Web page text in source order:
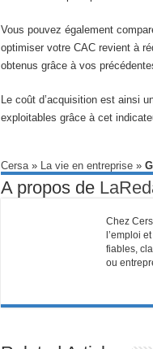
Vous pouvez également
optimiser votre CAC revient à
obtenus grâce à vos
Le coût d’acquisition est ainsi
exploitables grâce à cet
Cersa» La vie en entreprise »
A propos de
Chez
l’emploi
fiables,
ou